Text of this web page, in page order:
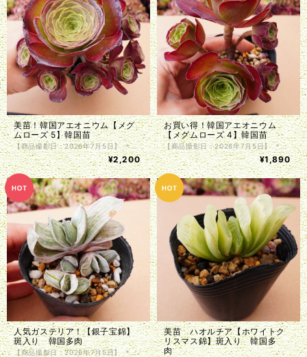
美苗！韓国アエオニウム【メグ
ムローズ 5】韓国苗
【商品撮影日：2026年7月5日】 ＊韓国仕入れ ＊植物サイズは写真をご参照くださいませ。 ＊商品は抜き苗で植物のみお届け致します。入荷時に根の処理を行っているため、発根前のものや微根のものがございます。カット苗とお考え下さい。 ＊単頭ではない個体につきましては分離してしまう事もございます。植物はお届けまでの間に多少の色の変化・形状の変化がある場合がございます。写真撮影をした植物の現物販売となります。
¥2,200
お買い得！韓国アエオニウム
【メグムローズ 4】韓国苗
【商品撮影日：2026年7月5日】 ＊韓国仕入れ ＊植物サイズは写真をご参照くださいませ。 ＊商品は抜き苗で植物のみお届け致します。入荷時に根の処理を行っているため、発根前のものや微根のものがございます。カット苗とお考え下さい。 ＊単頭ではない個体につきましては分離してしまう事もございます。植物はお届けまでの間に多少の色の変化・形状の変化がある場合がございます。写真撮影をした植物の現物販売となります。
¥1,890
人気ガステリア！【銀子宝錦】
斑入り 韓国多肉
【商品撮影日：2026年7月5日】 ＊韓国仕入れ ＊植物サイズは写真をご参照くださいませ。 ＊商品は抜き苗で植物のみお届け致します。入荷時に根の処理を行っているため、発根前のものや微根のものがございます。カット苗とお考え下さい。 ＊単頭ではない個体につきましては分離してしまう事もございます。植物はお届けまでの間に多少の色の変化・形状の変化がある場合がございます。写真撮影をした植物の現物販売となります。
美苗 ハオルチア【ホワイトク
リスマス錦】斑入り 韓国多
肉